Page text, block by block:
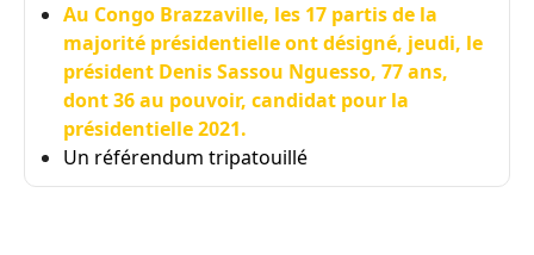
Au Congo Brazzaville, les 17 partis de la
majorité présidentielle ont désigné, jeudi, le
président Denis Sassou Nguesso, 77 ans,
dont 36 au pouvoir, candidat pour la
présidentielle 2021.
Un référendum tripatouillé